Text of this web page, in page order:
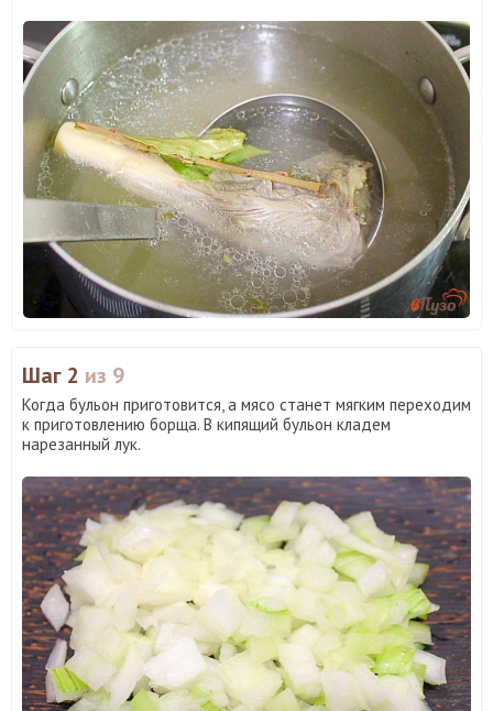
Шаг 2 из 9
Когда бульон приготовится, а мясо станет мягким переходим
к приготовлению борща. В кипящий бульон кладем
нарезанный лук.